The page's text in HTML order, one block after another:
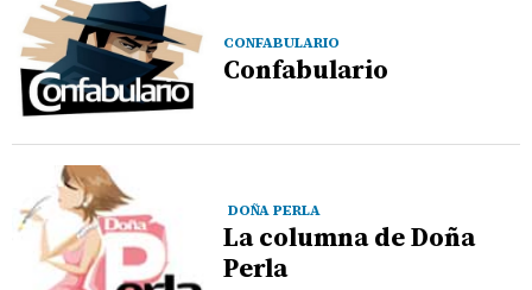
CONFABULARIO
Confabulario
DOÑA PERLA
La columna de Doña
Perla